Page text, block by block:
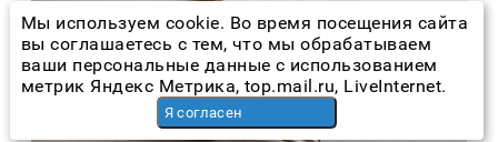
Мы используем cookie. Во время посещения сайта
вы соглашаетесь с тем, что мы обрабатываем
ваши персональные данные с использованием
метрик Яндекс Метрика, top.mail.ru, LiveInternet.
Я согласен